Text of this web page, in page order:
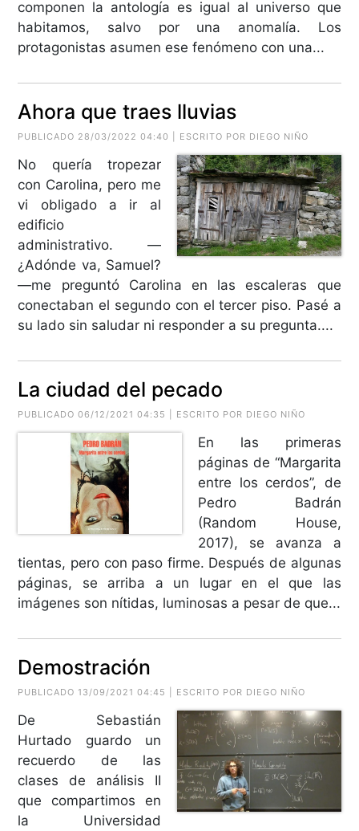
componen la antología es igual al universo que
habitamos, salvo por una anomalía. Los
protagonistas asumen ese fenómeno con una...
Ahora que traes lluvias
PUBLICADO 28/03/2022 04:40 | ESCRITO POR DIEGO NIÑO
No quería tropezar
con Carolina, pero me
vi obligado a ir al
edificio
administrativo. —
¿Adónde va, Samuel?
—me preguntó Carolina en las escaleras que
conectaban el segundo con el tercer piso. Pasé a
su lado sin saludar ni responder a su pregunta....
La ciudad del pecado
PUBLICADO 06/12/2021 04:35 | ESCRITO POR DIEGO NIÑO
En las primeras
páginas de “Margarita
entre los cerdos”, de
Pedro Badrán
(Random House,
2017), se avanza a
tientas, pero con paso firme. Después de algunas
páginas, se arriba a un lugar en el que las
imágenes son nítidas, luminosas a pesar de que...
Demostración
PUBLICADO 13/09/2021 04:45 | ESCRITO POR DIEGO NIÑO
De Sebastián
Hurtado guardo un
recuerdo de las
clases de análisis II
que compartimos en
la Universidad